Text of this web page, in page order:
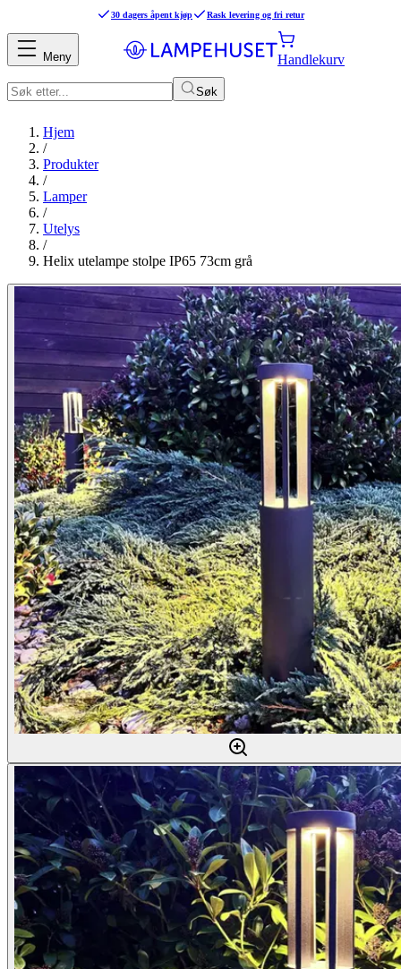
30 dagers åpent kjøp Rask levering og fri retur
Søk
Handlekurv
Meny
Hjem
/
Produkter
/
Lamper
/
Utelys
/
Helix utelampe stolpe IP65 73cm grå